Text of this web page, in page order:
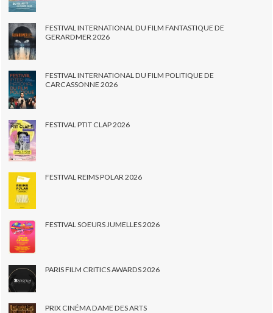
FESTIVAL INTERNATIONAL DU FILM FANTASTIQUE DE
GERARDMER 2026
FESTIVAL INTERNATIONAL DU FILM POLITIQUE DE
CARCASSONNE 2026
FESTIVAL PTIT CLAP 2026
FESTIVAL REIMS POLAR 2026
FESTIVAL SOEURS JUMELLES 2026
PARIS FILM CRITICS AWARDS 2026
PRIX CINÉMA DAME DES ARTS